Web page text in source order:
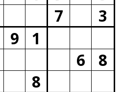
7
3
9
1
6
8
8